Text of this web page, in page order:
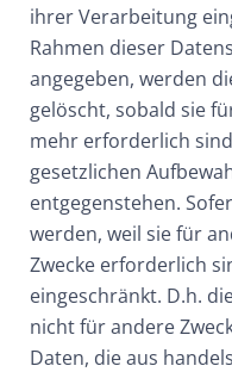
ihrer Verarbeitung
Rahmen dieser
angegeben, werden
gelöscht, sobald sie
mehr erforderlich
gesetzlichen
entgegenstehen.
werden, weil sie für
Zwecke erforderlich
eingeschränkt. D.h.
nicht für andere
Daten, die aus